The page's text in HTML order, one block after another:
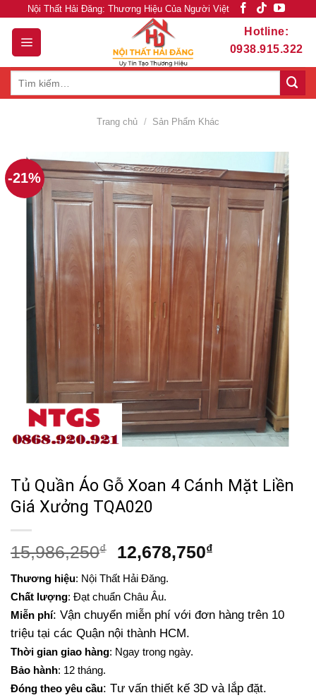
content
Nội Thất Hải Đăng: Thương Hiệu Của Người Việt
Hotline:
0938.915.322
Trang chủ / Sản Phẩm Khác
-21%
Tủ Quần Áo Gỗ Xoan 4 Cánh Mặt Liền
Giá Xưởng TQA020
15,986,250₫
Giá
là:
15,986,250₫.
12,678,750₫Giá
12,678,750₫.
Thương hiệu: Nội Thất Hải Đăng.
Chất lượng: Đạt chuẩn Châu Âu.
Miễn phí: Vận chuyển miễn phí với đơn hàng trên 10
triệu tại các Quận nội thành HCM.
Thời gian giao hàng: Ngay trong ngày.
Bảo hành: 12 tháng.
Đóng theo yêu cầu: Tư vấn thiết kế 3D và lắp đặt.